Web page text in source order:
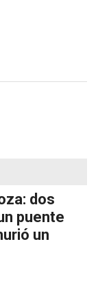
dos
puente
un